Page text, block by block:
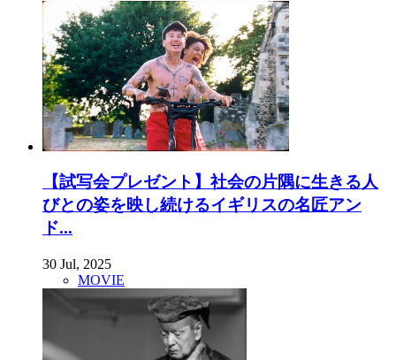
【試写会プレゼント】社会の片隅に生きる人
びとの姿を映し続けるイギリスの名匠アン
ド...
30 Jul, 2025
MOVIE